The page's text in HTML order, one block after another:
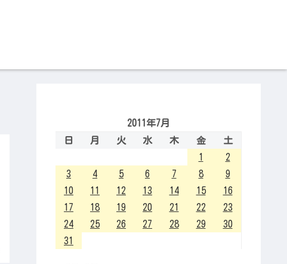
2011年7月
日
月 火 水 木 金
土
1
2
3
4 5 6 7 8
9
10
11 12 13 14 15
16
17
18 19 20 21 22
23
24
25 26 27 28 29
30
31